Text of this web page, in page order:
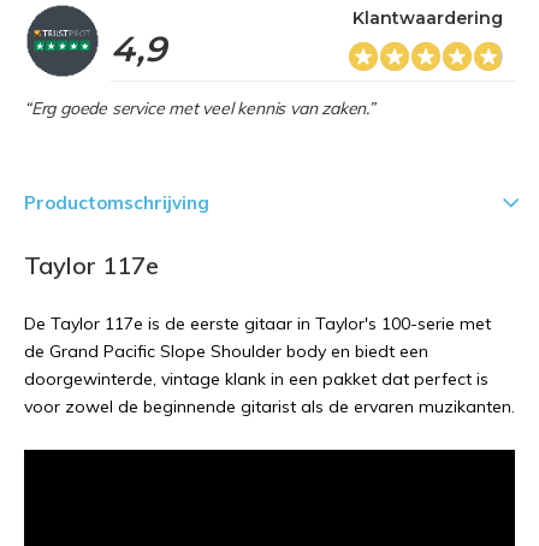
4,9
Klantwaardering
“Erg goede service met veel kennis van zaken.”
Productomschrijving
Taylor 117e
De Taylor 117e is de eerste gitaar in Taylor's 100-serie met
de Grand Pacific Slope Shoulder body en biedt een
doorgewinterde, vintage klank in een pakket dat perfect is
voor zowel de beginnende gitarist als de ervaren muzikanten.